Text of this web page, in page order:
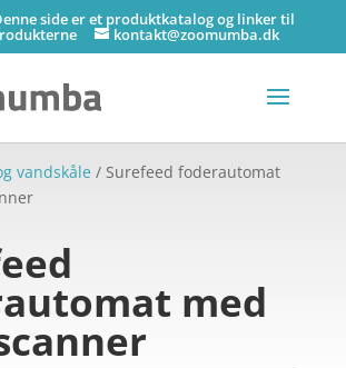
side er et produktkatalog og linker til
kontakt@zoomumba.dk
vandskåle / Surefeed foderautomat
med